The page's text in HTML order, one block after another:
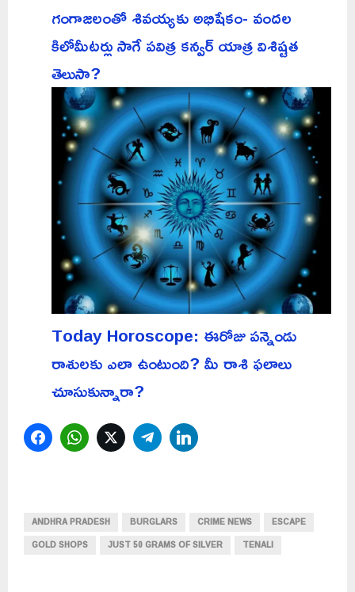
గంగాజలంతో శివయ్యకు అభిషేకం- వందల
కిలోమీటర్లు సాగే పవిత్ర కన్వర్ యాత్ర విశిష్టత
తెలుసా?
Today Horoscope: ఈరోజు పన్నెండు
రాశులకు ఎలా ఉంటుంది? మీ రాశి ఫలాలు
చూసుకున్నారా?
FacebookWhatsAppTwitterTelegram
ANDHRA PRADESH BURGLARS CRIME NEWS
ESCAPE
GOLD SHOPS
JUST 50 GRAMS OF SILVER TENALI